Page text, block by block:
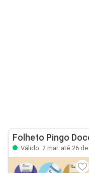
Folheto Pingo
Válido: 2 mar. até 26